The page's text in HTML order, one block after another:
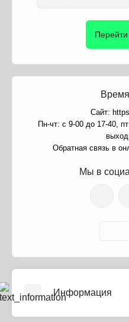
Перейти
Сайт:
Пн-чт: с 9-00 до 17-40,
Обратная связь в
Мы в
Информация